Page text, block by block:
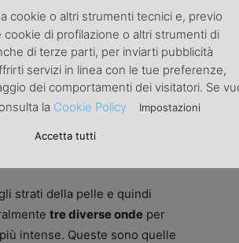
per diversi decenni già in vari
fini dermatologici è più recente,
efficace.
nei punti più fragili del corpo
strati della pelle e quindi
tre diverse onde per
intense. Queste sono quelle
cookie o altri strumenti tecnici e, previo
di profilazione o altri strumenti di
di terze parti, per inviarti pubblicità
servizi in linea con le tue preferenze,
dei comportamenti dei visitatori. Se
la Cookie Policy Impostazioni
Accetta tutti